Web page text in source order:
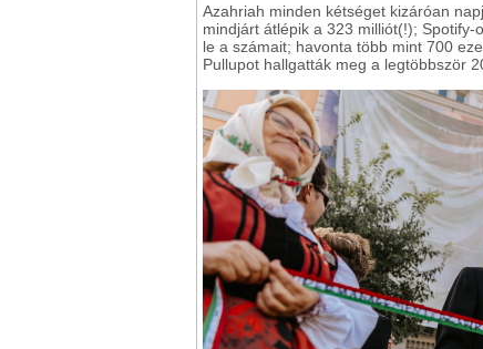
Azahriah minden kétséget kizáróan
mindjárt átlépik a 323 milliót(!);
le a számait; havonta több mint 700
Pullupot hallgatták meg a legtöbbször